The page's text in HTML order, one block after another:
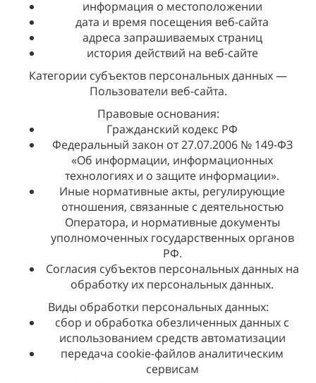
информация о местоположении
дата и время посещения веб-сайта
адреса запрашиваемых страниц
история действий на веб-сайте
Категории субъектов персональных данных —
Пользователи веб-сайта.
Правовые основания:
Гражданский кодекс РФ
Федеральный закон от 27.07.2006 № 149-ФЗ
«Об информации, информационных
технологиях и о защите информации».
Иные нормативные акты, регулирующие
отношения, связанные с деятельностью
Оператора, и нормативные документы
уполномоченных государственных органов
РФ.
Согласия субъектов персональных данных на
обработку их персональных данных.
Виды обработки персональных данных:
сбор и обработка обезличенных данных с
использованием средств автоматизации
передача cookie-файлов аналитическим
сервисам